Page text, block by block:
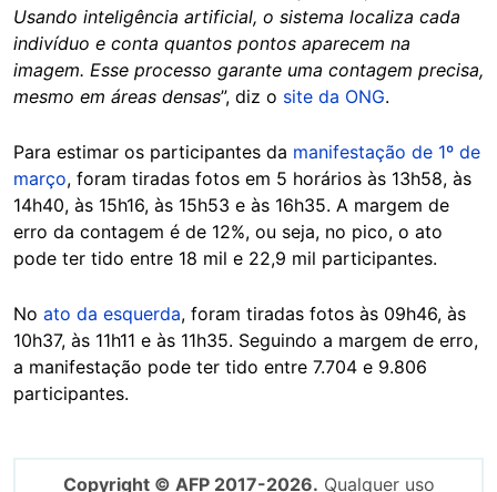
Usando inteligência artificial, o sistema localiza cada
indivíduo e conta quantos pontos aparecem na
imagem. Esse processo garante uma contagem precisa,
mesmo em áreas densas”, diz o site da ONG.
Para estimar os participantes da manifestação de 1º de
março, foram tiradas fotos em 5 horários às 13h58, às
14h40, às 15h16, às 15h53 e às 16h35. A margem de
erro da contagem é de 12%, ou seja, no pico, o ato
pode ter tido entre 18 mil e 22,9 mil participantes.
No ato da esquerda, foram tiradas fotos às 09h46, às
10h37, às 11h11 e às 11h35. Seguindo a margem de erro,
a manifestação pode ter tido entre 7.704 e 9.806
participantes.
Copyright © AFP 2017-2026. Qualquer uso